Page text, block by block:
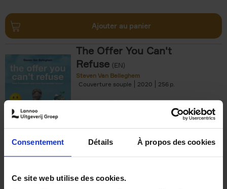
Consentement Détails À propos des cookies
Ce site web utilise des cookies.
Ajouter au panier
The Offer You Can't
Refuse (EN)
Steven Van Belleghem
Couverture souple
2020 256
€37,50